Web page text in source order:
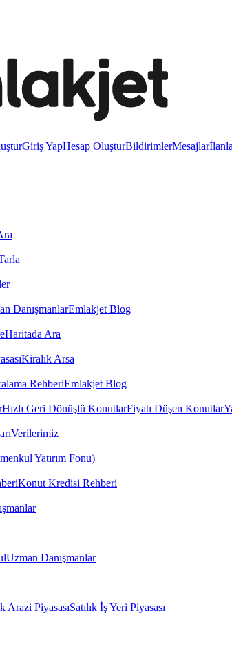
Giriş YapHesap OluşturBildirimlerMesajlar
DanışmanlarEmlakjet Blog
Haritada Ara
Kiralık Arsa
RehberiEmlakjet Blog
Hızlı Geri Dönüşlü KonutlarFiyatı Düşen Konutlar
Verilerimiz
Yatırım Fonu)
Konut Kredisi Rehberi
Uzman Danışmanlar
Arazi PiyasasıSatılık İş Yeri Piyasası